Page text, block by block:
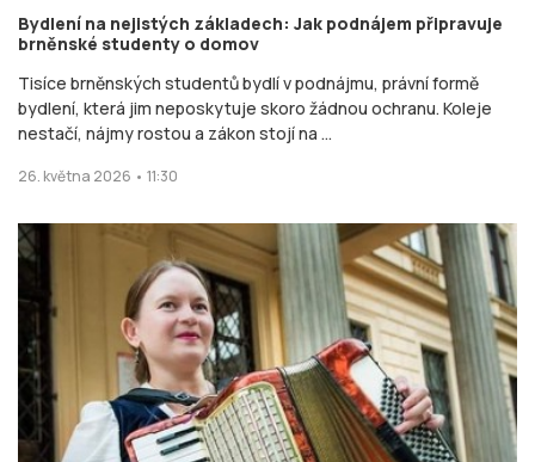
Bydlení na nejistých základech: Jak podnájem připravuje
brněnské studenty o domov
Tisíce brněnských studentů bydlí v podnájmu, právní formě
bydlení, která jim neposkytuje skoro žádnou ochranu. Koleje
nestačí, nájmy rostou a zákon stojí na ...
26. května 2026 • 11:30